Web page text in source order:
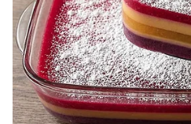
Trade Deal | Party Rounds